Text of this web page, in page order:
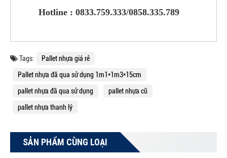
Hotline : 0833.759.333/0858.335.789
Tags:
Pallet nhựa giá rẻ
Pallet nhựa đã qua sử dụng 1m1*1m3*15cm
pallet nhựa đã qua sử dụng
pallet nhựa cũ
pallet nhựa thanh lý
SẢN PHẨM CÙNG LOẠI